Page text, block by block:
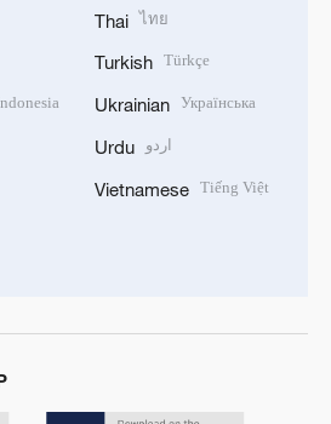
Thai ไทย
Turkish Türkçe
Ukrainian Українська
Urdu اردو
Vietnamese Tiếng Việt